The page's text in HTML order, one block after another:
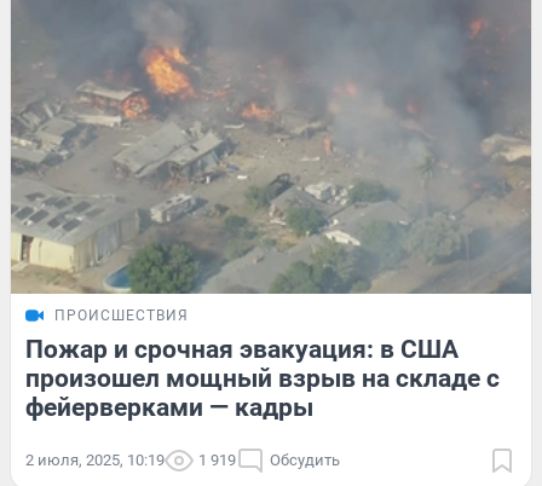
ПРОИСШЕСТВИЯ
Пожар и срочная эвакуация: в США
произошел мощный взрыв на складе с
фейерверками — кадры
2 июля, 2025, 10:19 1 919 Обсудить